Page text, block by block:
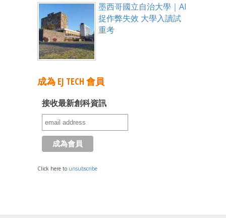
墨西哥國立自治大學｜AI
捉作弊失效 大學入讀試
重考
成為 EJ TECH 會員
接收最新創科資訊
Click here to unsubscribe